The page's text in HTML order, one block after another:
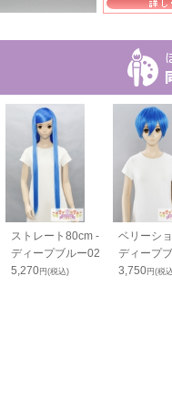
ストレート80cm -
ディープブルー02
5,270円(税込)
ベリーシ
ディープ
3,750円(税